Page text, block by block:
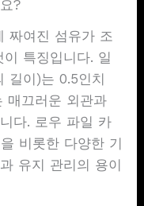
?
짜여진 섬유가 조
특징입니다. 일
길이)는 0.5인치
매끄러운 외관과
다. 로우 파일 카
비롯한 다양한 기
유지 관리의 용이